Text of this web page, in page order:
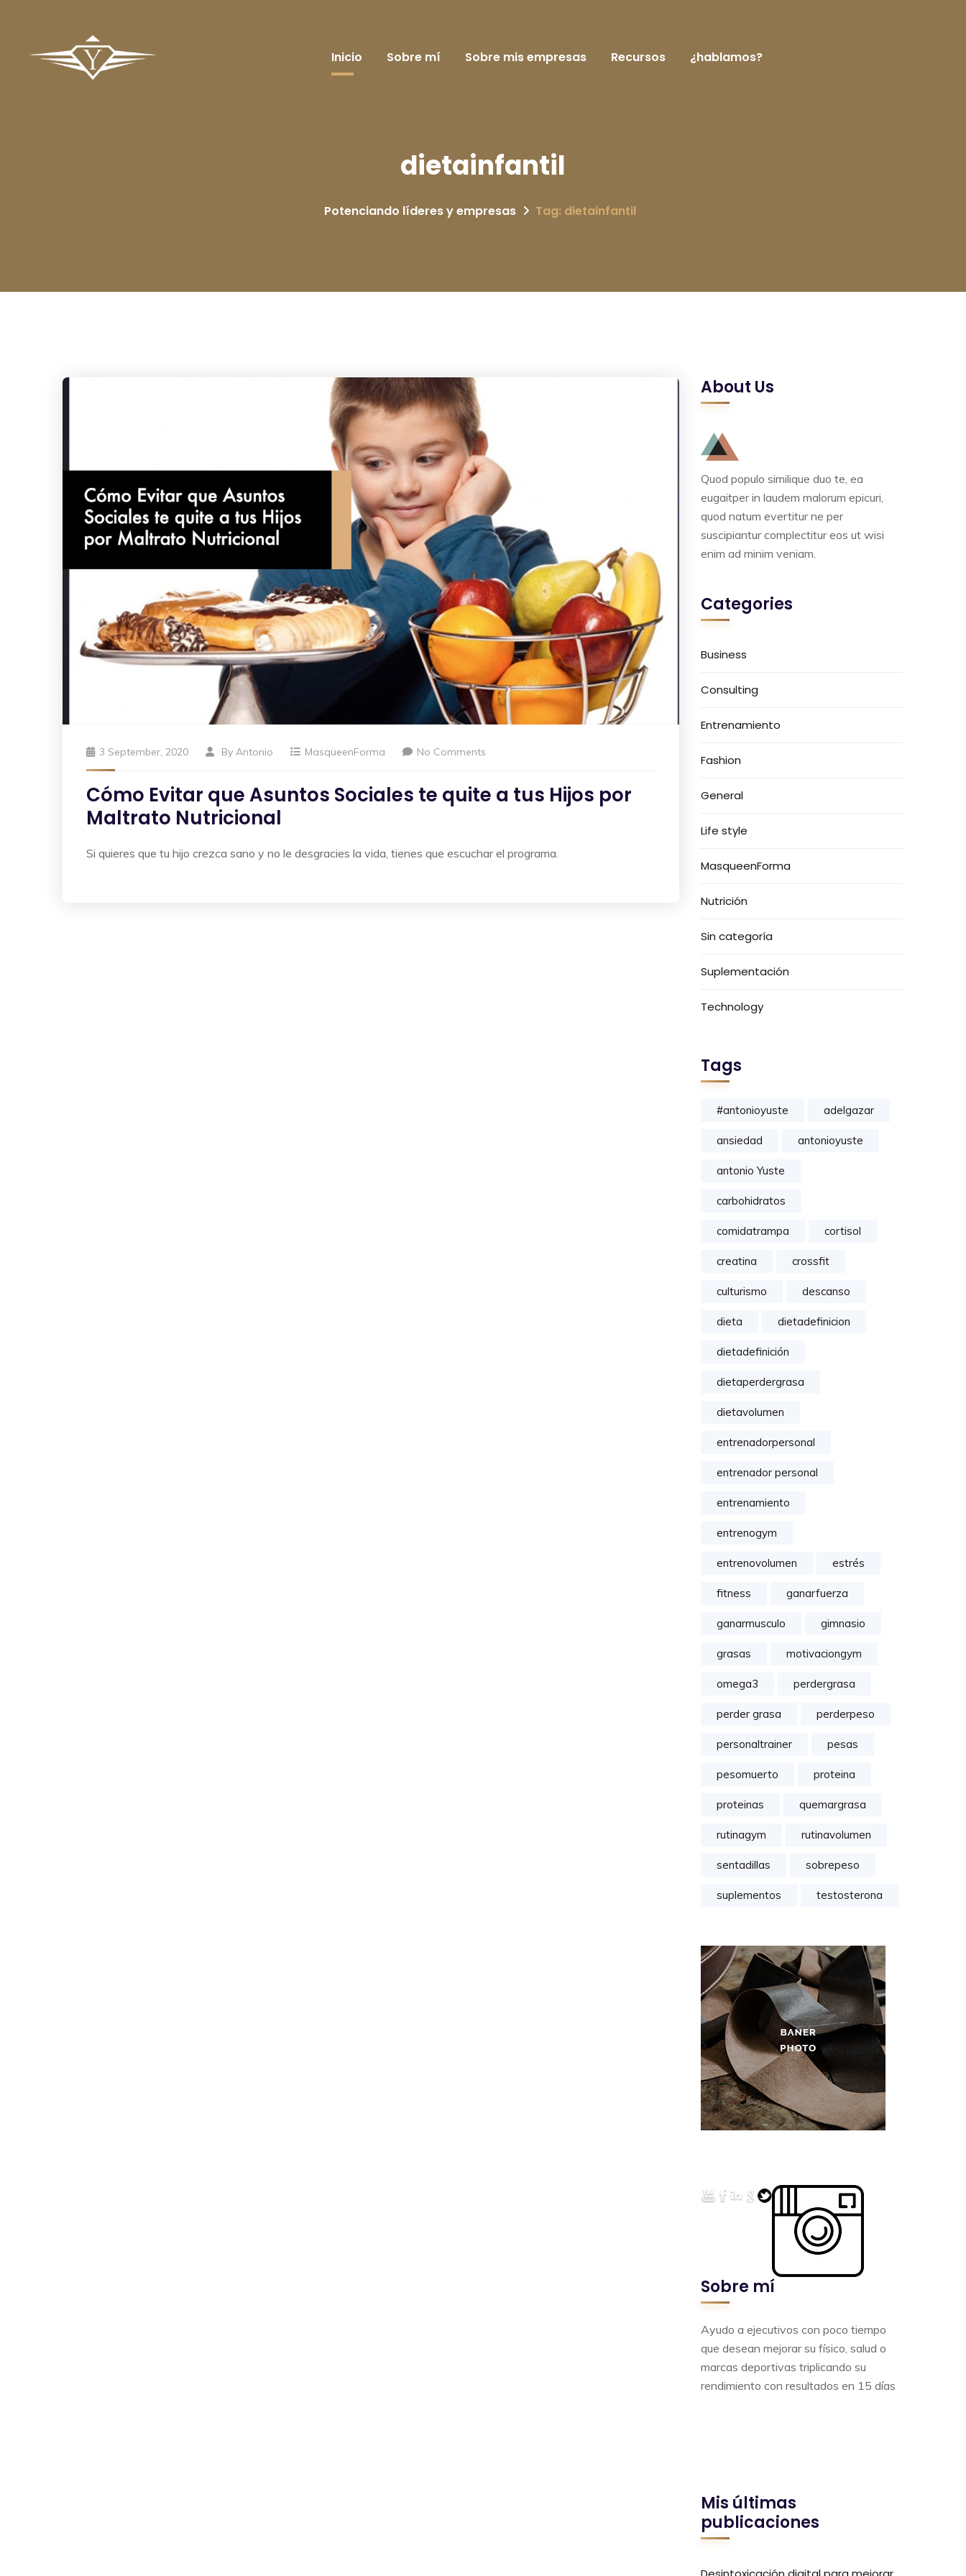
Inicio Sobre mí Sobre mis empresas Recursos ¿hablamos?
dietainfantil
Potenciando líderes y empresas Tag: dietainfantil
3 September, 2020 By Antonio MasqueenForma No Comments
Cómo Evitar que Asuntos Sociales te quite a tus Hijos por
Maltrato Nutricional
Si quieres que tu hijo crezca sano y no le desgracies la vida, tienes que escuchar el programa.
About Us
Quod populo similique duo te, ea
eugaitper in laudem malorum epicuri,
quod natum evertitur ne per
suscipiantur complectitur eos ut wisi
enim ad minim veniam.
Categories
Business
Consulting
Entrenamiento
Fashion
General
Life style
MasqueenForma
Nutrición
Sin categoría
Suplementación
Technology
Tags
#antonioyuste adelgazar
ansiedad antonioyuste
antonio Yuste
carbohidratos
comidatrampa cortisol
creatina crossfit
culturismo descanso
dieta dietadefinicion
dietadefinición
dietaperdergrasa
dietavolumen
entrenadorpersonal
entrenador personal
entrenamiento
entrenogym
entrenovolumen estrés
fitness ganarfuerza
ganarmusculo gimnasio
grasas motivaciongym
omega3 perdergrasa
perder grasa perderpeso
personaltrainer pesas
pesomuerto proteina
proteinas quemargrasa
rutinagym rutinavolumen
sentadillas sobrepeso
suplementos testosterona
Sobre mí
Ayudo a ejecutivos con poco tiempo
que desean mejorar su físico, salud o
marcas deportivas triplicando su
rendimiento con resultados en 15 días
Mis últimas
publicaciones